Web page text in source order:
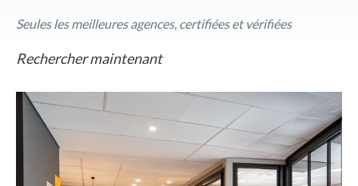
Seules les meilleures agences, certifiées et vérifiées
Rechercher maintenant